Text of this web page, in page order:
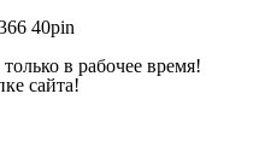
40pin
в рабочее время!
сайта!